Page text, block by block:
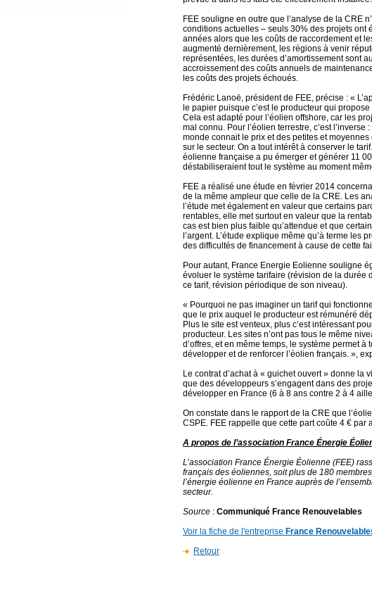
FEE souligne en outre que l’analyse de la CRE
conditions actuelles – seuls 30% des projets ont
années alors que les coûts de raccordement et
augmenté dernièrement, les régions à venir
représentées, les durées d’amortissement sont
accroissement des coûts annuels de
les coûts des projets échoués.
Frédéric Lanoë, président de FEE, précise : «
le papier puisque c’est le producteur qui propose
Cela est adapté pour l’éolien offshore, car les
mal connu. Pour l’éolien terrestre, c’est l’inverse
monde connait le prix et des petites et
sur le secteur. On a tout intérêt à conserver le
éolienne française a pu émerger et générer 11
déstabiliseraient tout le système au moment
FEE a réalisé une étude en février 2014
de la même ampleur que celle de la CRE. Les
l’étude met également en valeur que certains
rentables, elle met surtout en valeur que la
cas est bien plus faible qu’attendue et que
l’argent. L’étude explique même qu’à terme les
des difficultés de financement à cause de cette
Pour autant, France Energie Eolienne souligne
évoluer le système tarifaire (révision de la durée
ce tarif, révision périodique de son niveau).
« Pourquoi ne pas imaginer un tarif qui
que le prix auquel le producteur est rémunéré
Plus le site est venteux, plus c’est intéressant
producteur. Les sites n’ont pas tous le même
d’offres, et en même temps, le système permet à
développer et de renforcer l’éolien français. »,
Le contrat d’achat à « guichet ouvert » donne la
que des développeurs s’engagent dans des
développer en France (6 à 8 ans contre 2 à 4
On constate dans le rapport de la CRE que
CSPE. FEE rappelle que cette part coûte 4 € par
A propos de l’association France Énergie
L’association France Énergie Éolienne (FEE)
français des éoliennes, soit plus de 180
l’énergie éolienne en France auprès de
secteur.
Source : Communiqué France Renouvelables
Voir la fiche de l'entreprise France
Retour